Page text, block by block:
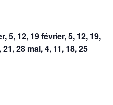
5, 12, 19 février, 5, 12, 19,
28 mai, 4, 11, 18, 25